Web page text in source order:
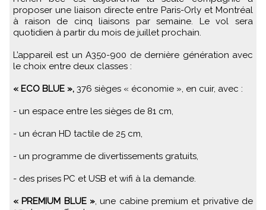
proposer une liaison directe entre Paris-Orly et Montréal
à raison de cinq liaisons par semaine. Le vol sera
quotidien à partir du mois de juillet prochain.
L’appareil est un A350-900 de dernière génération avec
le choix entre deux classes :
« ECO BLUE », 376 sièges « économie », en cuir, avec :
- un espace entre les sièges de 81 cm,
- un écran HD tactile de 25 cm,
- un programme de divertissements gratuits,
- des prises PC et USB et wifi à la demande.
« PREMIUM BLUE », une cabine premium et privative de